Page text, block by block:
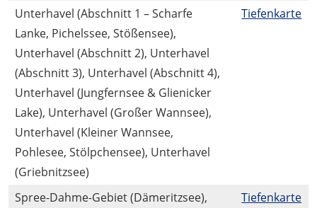
Unterhavel (Abschnitt 1 – Scharfe
Lanke, Pichelssee, Stößensee),
Unterhavel (Abschnitt 2), Unterhavel
(Abschnitt 3), Unterhavel (Abschnitt 4),
Unterhavel (Jungfernsee & Glienicker
Lake), Unterhavel (Großer Wannsee),
Unterhavel (Kleiner Wannsee,
Pohlesee, Stölpchensee), Unterhavel
(Griebnitzsee)
Tiefenkarte
Spree-Dahme-Gebiet (Dämeritzsee),
Tiefenkarte